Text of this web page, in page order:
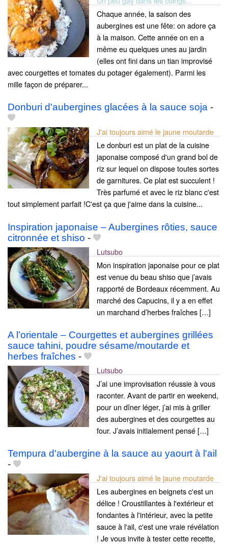
Chaque année, la saison des
aubergines est une fête: on adore ça
à la maison. Cette année on en a
même eu quelques unes au jardin
(elles ont fini dans un tian improvisé
avec courgettes et tomates du potager également). Parmi les
mille façon de préparer...
Donburi d'aubergines glacées à la sauce soja -
J'ai toujours aimé le jaune moutarde
Le donburi est un plat de la cuisine
japonaise composé d'un grand bol de
riz sur lequel on dispose toutes sortes
de garnitures. Ce plat est succulent !
Très parfumé et avec le riz blanc c'est
tout simplement parfait !C'est ça que j'aime dans la cuisine...
Inspiration japonaise – Aubergines rôties, sauce
citronnée et shiso -
Lutsubo
Mon inspiration japonaise pour ce plat
est venue du beau shiso que j’avais
rapporté de Bordeaux récemment. Au
marché des Capucins, il y a en effet
un marchand d’herbes fraîches […]
A l’orientale – Courgettes et aubergines grillées
sauce tahini, poudre sésame/moutarde et
herbes fraîches -
Lutsubo
J’ai une improvisation réussie à vous
raconter. Avant de partir en weekend,
pour un dîner léger, j’ai mis à griller
des aubergines et des courgettes au
four. J’avais initialement pensé […]
Tempura d'aubergine à la sauce au yaourt à l'ail
-
J'ai toujours aimé le jaune moutarde
Les aubergines en beignets c'est un
délice ! Croustillantes à l'extérieur et
fondantes à l'intérieur, avec la petite
sauce à l'ail, c'est une vraie révélation
! Je vous invite à tester cette recette,